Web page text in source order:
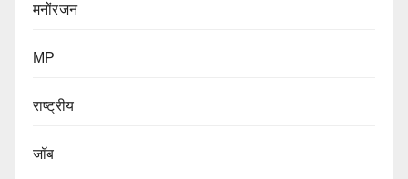
मनोंरजन
MP
राष्ट्रीय
जॉब